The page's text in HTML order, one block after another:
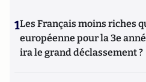
1Les Français moins riches
européenne pour la 3e
ira le grand déclassement ?